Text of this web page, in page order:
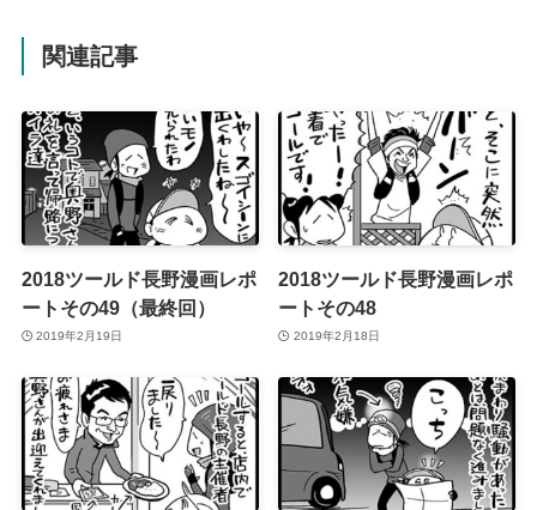
関連記事
2018ツールド長野漫画レポ
ートその49（最終回）
2019年2月19日
2018ツールド長野漫画レポ
ートその48
2019年2月18日